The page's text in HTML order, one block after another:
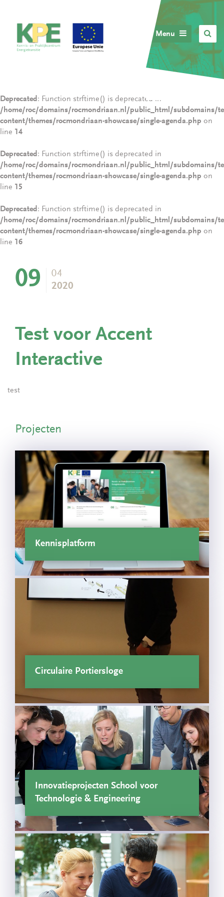
Menu
Deprecated : Function strftime() is deprecated in
/home/roc/domains/rocmondriaan.nl/public_html/subdomains/
content/themes/rocmondriaan-showcase/single-agenda.php on
line 14
Deprecated : Function strftime() is deprecated in
/home/roc/domains/rocmondriaan.nl/public_html/subdomains/
content/themes/rocmondriaan-showcase/single-agenda.php on
line 15
Deprecated : Function strftime() is deprecated in
/home/roc/domains/rocmondriaan.nl/public_html/subdomains/
content/themes/rocmondriaan-showcase/single-agenda.php on
line 16
09
04
2020
Test voor Accent
Interactive
test
Projecten
Kennisplatform
Circulaire Portiersloge
Innovatieprojecten School voor
Technologie & Engineering